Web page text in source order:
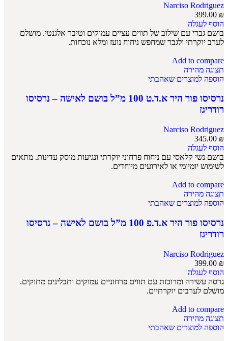
Narciso Rodriguez
399.00 ₪
הוסף לעגלה
בושם גברי עם שילוב של תווים עציים עמוקים וטיבר אלגנטי. מושלם
לערב יוקרתי ולגבר שמחפש ניחוח נועז ומלא נוכחות.
Add to compare
תצוגה מהירה
הוספה למוצרים שאהבתי
נרסיסו פור היר א.ד.ט 100 מ”ל בושם לאישה – נרסיסו
רודריגז
Narciso Rodriguez
345.00 ₪
הוסף לעגלה
בושם נשי קלאסי עם ניחוח פרחוני יוקרתי ונגיעות מוסק עדינות. מתאים
לשימוש יומיומי או לאירועים מיוחדים.
Add to compare
תצוגה מהירה
הוספה למוצרים שאהבתי
נרסיסו פור היר א.ד.פ 100 מ”ל בושם לאישה – נרסיסו
רודריגז
Narciso Rodriguez
399.00 ₪
הוסף לעגלה
גרסה עשירה ומרוכזת עם תווים פרחוניים עמוקים ותבלינים מתוקים.
מושלם לערבים יוקרתיים.
Add to compare
תצוגה מהירה
הוספה למוצרים שאהבתי